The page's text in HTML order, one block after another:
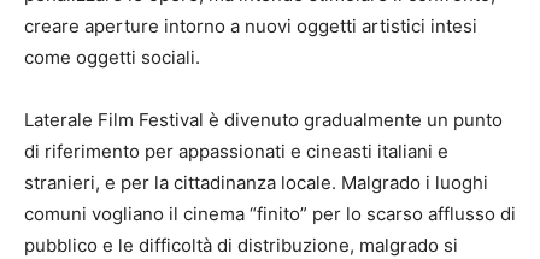
creare aperture intorno a nuovi oggetti artistici intesi
come oggetti sociali.
Laterale Film Festival è divenuto gradualmente un punto
di riferimento per appassionati e cineasti italiani e
stranieri, e per la cittadinanza locale. Malgrado i luoghi
comuni vogliano il cinema “finito” per lo scarso afflusso di
pubblico e le difficoltà di distribuzione, malgrado si